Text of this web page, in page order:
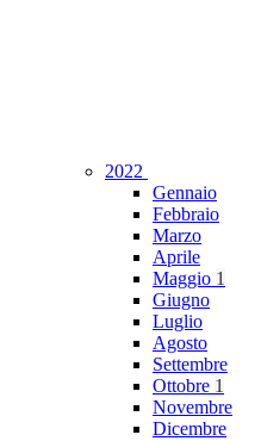
2022
Gennaio
Febbraio
Marzo
Aprile
Maggio 1
Giugno
Luglio
Agosto
Settembre
Ottobre 1
Novembre
Dicembre